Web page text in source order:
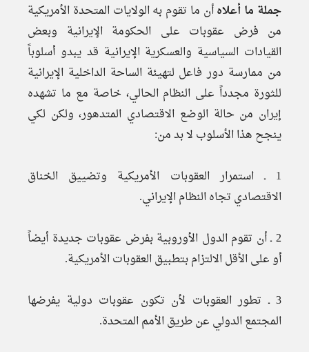
جملة ما أعلاهأن ما تقوم به الولايات المتحدة الأمريكية
من فرض عقوبات على الحكومة الإيرانية وبعض
القيادات السياسية والعسكرية الإيرانية قد يبدو أسلوباً
من ممارسة دور فاعل لتهيئة الساحة الداخلية الإيرانية
للثورة مجدداً على النظام الحالي، خاصة مع ما تشهده
إيران من حالة الوضع الاقتصادي المتدهور، ولكن لكي
ينجح هذا الأسلوب لا بد من:
1 ـ استمرار العقوبات الأمريكية وتضييق الخناق
الاقتصادي تجاه النظام الإيراني.
2 ـ أن تقوم الدول الأوروبية بفرض عقوبات جديدة أيضاً
أو على الأقل الالتزام بتطبيق العقوبات الأمريكية.
3 ـ تطور العقوبات لأن تكون عقوبات دولية يفرضها
المجتمع الدولي عن طريق الأمم المتحدة.